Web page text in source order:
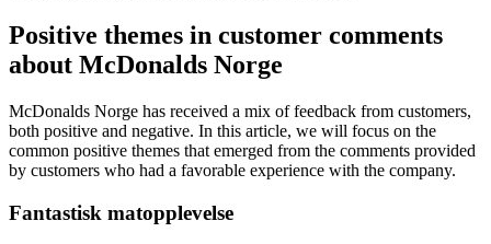
Positive themes in customer comments
about McDonalds Norge
McDonalds Norge has received a mix of feedback from customers,
both positive and negative. In this article, we will focus on the
common positive themes that emerged from the comments provided
by customers who had a favorable experience with the company.
Fantastisk matopplevelse